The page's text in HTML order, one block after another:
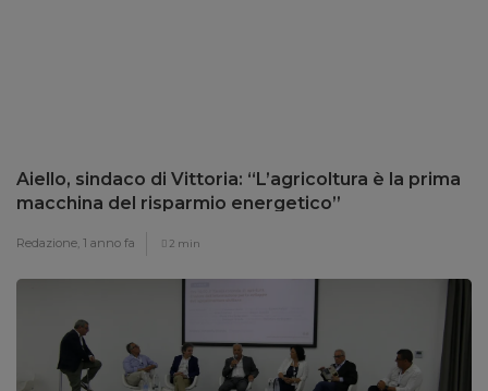
Aiello, sindaco di Vittoria: “L’agricoltura è la prima
macchina del risparmio energetico”
Redazione, 1 anno fa 2 min